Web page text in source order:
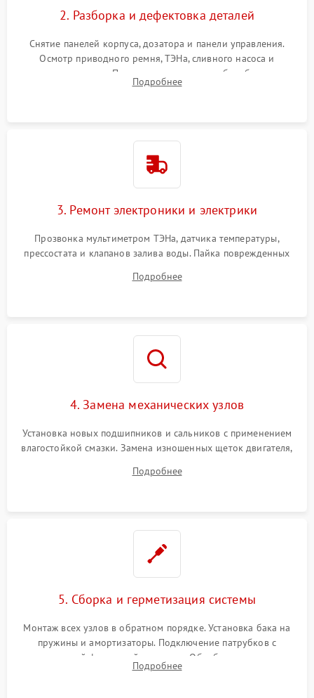
2. Разборка и дефектовка деталей
Снятие панелей корпуса, дозатора и панели управления.
Осмотр приводного ремня, ТЭНа, сливного насоса и
амортизаторов. Проверка подшипников барабана и
крестовины на износ, а манжеты люка на разрывы.
Подробнее
3. Ремонт электроники и электрики
Прозвонка мультиметром ТЭНа, датчика температуры,
прессостата и клапанов залива воды. Пайка поврежденных
Восстановление целостности проводки и контактов.
Подробнее
4. Замена механических узлов
Установка новых подшипников и сальников с применением
влагостойкой смазки. Замена изношенных щеток двигателя,
или поврежденной резиновой манжеты.
Подробнее
5. Сборка и герметизация системы
Монтаж всех узлов в обратном порядке. Установка бака на
пружины и амортизаторы. Подключение патрубков с
надежной фиксацией хомутами. Обработка стыков
герметиком для предотвращения возможных протечек воды.
Подробнее